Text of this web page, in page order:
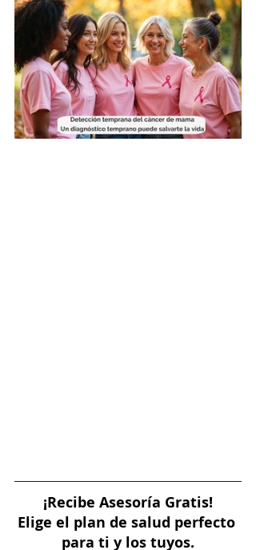
¡Recibe Asesoría Gratis!
Elige el plan de salud perfecto
para ti y los tuyos.